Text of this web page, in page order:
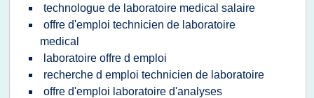
technologue de laboratoire medical salaire
offre d'emploi technicien de laboratoire
medical
laboratoire offre d emploi
recherche d emploi technicien de laboratoire
offre d'emploi laboratoire d'analyses